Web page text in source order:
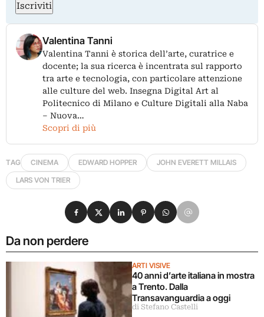
Iscriviti
Valentina Tanni
Valentina Tanni è storica dell’arte, curatrice e
docente; la sua ricerca è incentrata sul rapporto
tra arte e tecnologia, con particolare attenzione
alle culture del web. Insegna Digital Art al
Politecnico di Milano e Culture Digitali alla Naba
– Nuova…
Scopri di più
TAG CINEMA EDWARD HOPPER
JOHN EVERETT MILLAIS
LARS VON TRIER
Da non perdere
ARTI VISIVE
40 anni d’arte italiana in mostra
a Trento. Dalla
Transavanguardia a oggi
di Stefano Castelli
Condividi su Facebook
Condividi su X
Condividi su LinkedIn
Condividi su Pinterest
Condividi su WhatsApp
Condividi su Email